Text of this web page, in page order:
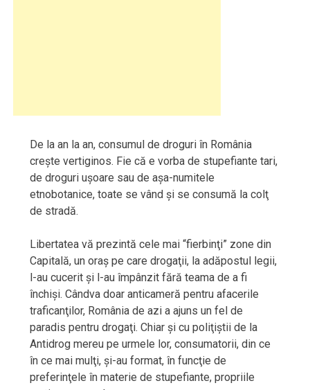
De la an la an, consumul de droguri în România
creşte vertiginos. Fie că e vorba de stupefiante tari,
de droguri uşoare sau de aşa-numitele
etnobotanice, toate se vând şi se consumă la colţ
de stradă.
Libertatea vă prezintă cele mai “fierbinţi” zone din
Capitală, un oraş pe care drogaţii, la adăpostul legii,
l-au cucerit şi l-au împânzit fără teama de a fi
închişi. Cândva doar anticameră pentru afacerile
traficanţilor, România de azi a ajuns un fel de
paradis pentru drogaţi. Chiar şi cu poliţiştii de la
Antidrog mereu pe urmele lor, consumatorii, din ce
în ce mai mulţi, şi-au format, în funcţie de
preferinţele în materie de stupefiante, propriile